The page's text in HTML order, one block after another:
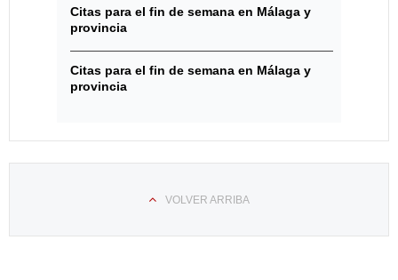
Citas para el fin de semana en Málaga y
provincia
Citas para el fin de semana en Málaga y
provincia
VOLVER ARRIBA